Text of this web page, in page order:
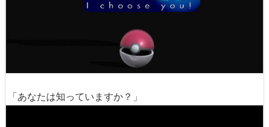
「あなたは知っていますか？」